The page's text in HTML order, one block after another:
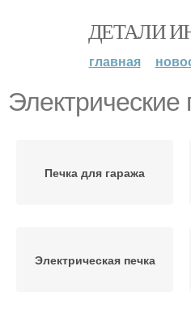
ДЕТАЛИ
главная
Электрические
Печка для гаража
Электрическая печка